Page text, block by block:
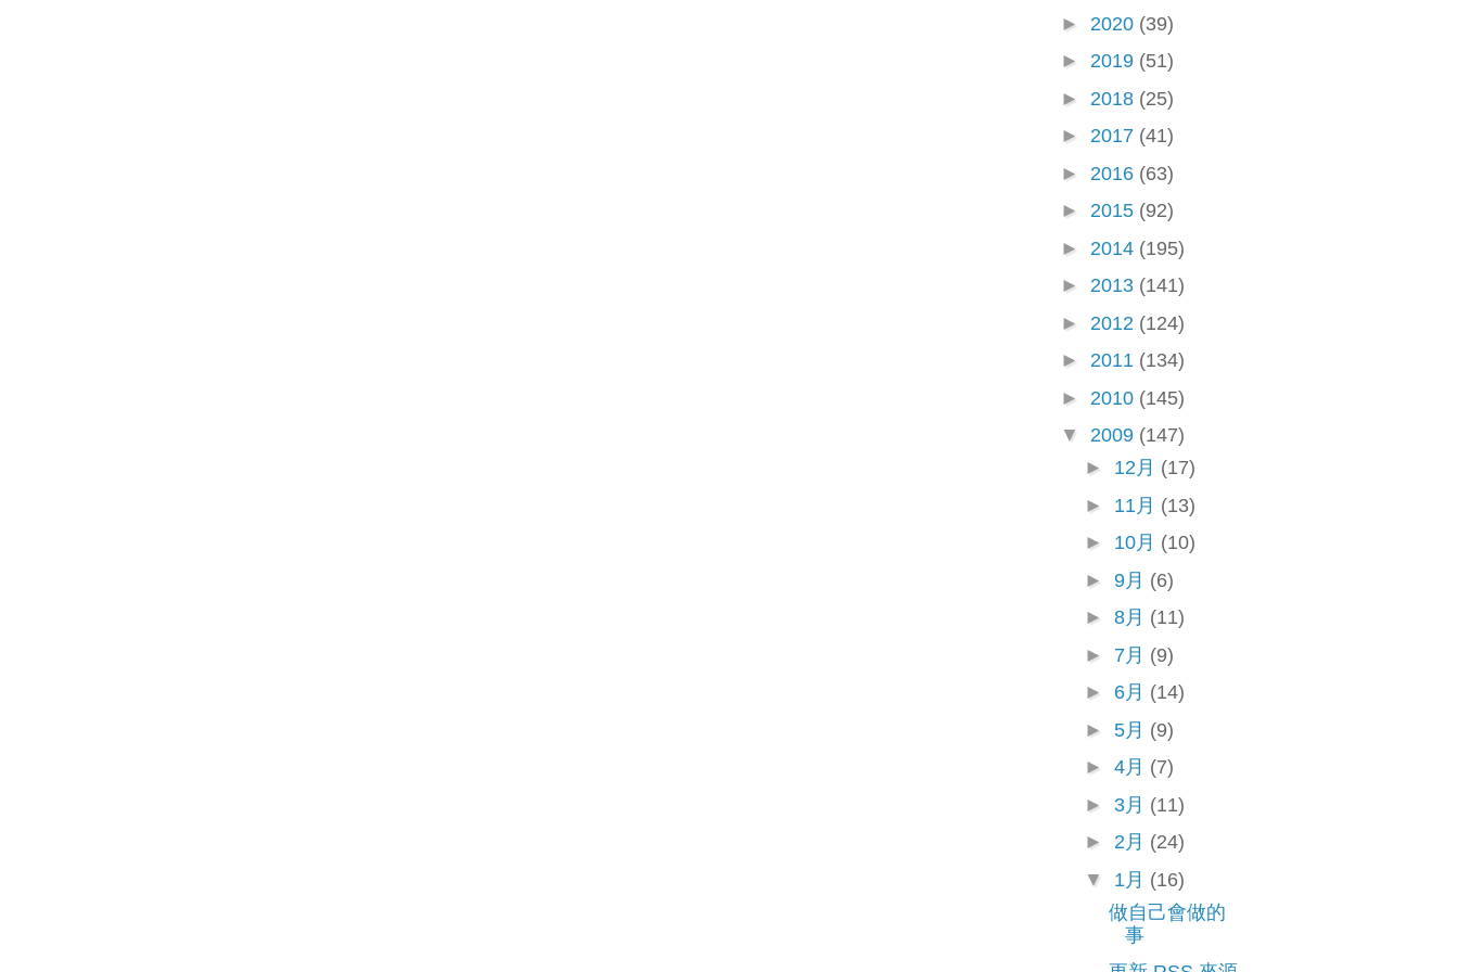
► 2020 (39)
► 2019 (51)
► 2018 (25)
► 2017 (41)
► 2016 (63)
► 2015 (92)
► 2014 (195)
► 2013 (141)
► 2012 (124)
► 2011 (134)
► 2010 (145)
▼ 2009 (147)
► 12月 (17)
► 11月 (13)
► 10月 (10)
► 9月 (6)
► 8月 (11)
► 7月 (9)
► 6月 (14)
► 5月 (9)
► 4月 (7)
► 3月 (11)
► 2月 (24)
▼ 1月 (16)
做自己會做的
事